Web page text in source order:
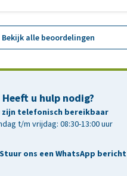
Bekijk alle beoordelingen
Heeft u hulp nodig?
zijn telefonisch bereikbaar
t/m vrijdag: 08:30-13:00 uur
Stuur ons een WhatsApp bericht